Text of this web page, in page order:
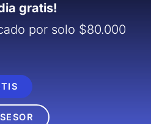
gratis!
por solo $80.000